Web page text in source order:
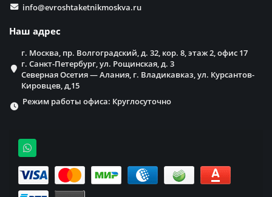
info@evroshtaketnikmoskva.ru
Наш адрес
г. Москва, пр. Волгоградский, д. 32, кор. 8, этаж 2, офис 17
г. Санкт-Петербург, ул. Рощинская, д. 3
Северная Осетия — Алания, г. Владикавказ, ул. Курсантов-
Кировцев, д,15
Режим работы офиса: Круглосуточно